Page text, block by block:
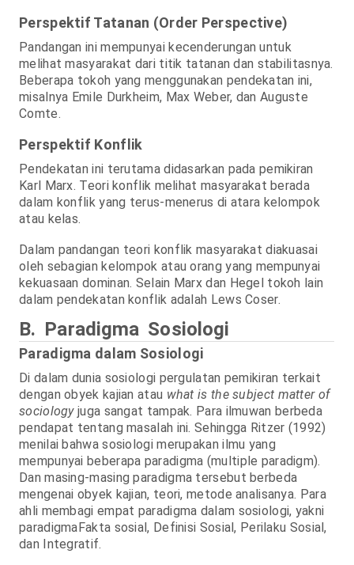
Perspektif Tatanan (Order Perspective)
Pandangan ini mempunyai kecenderungan untuk
melihat masyarakat dari titik tatanan dan stabilitasnya.
Beberapa tokoh yang menggunakan pendekatan ini,
misalnya Emile Durkheim, Max Weber, dan Auguste
Comte.
Perspektif Konflik
Pendekatan ini terutama didasarkan pada pemikiran
Karl Marx. Teori konflik melihat masyarakat berada
dalam konflik yang terus-menerus di atara kelompok
atau kelas.
Dalam pandangan teori konflik masyarakat diakuasai
oleh sebagian kelompok atau orang yang mempunyai
kekuasaan dominan. Selain Marx dan Hegel tokoh lain
dalam pendekatan konflik adalah Lews Coser.
B. Paradigma Sosiologi
Paradigma dalam Sosiologi
Di dalam dunia sosiologi pergulatan pemikiran terkait
dengan obyek kajian atau what is the subject matter of
sociologyjuga sangat tampak. Para ilmuwan berbeda
pendapat tentang masalah ini.Sehingga Ritzer (1992)
menilai bahwa sosiologi merupakan ilmu yang
mempunyai beberapa paradigma (multiple paradigm).
Dan masing-masing paradigma tersebut berbeda
mengenai obyek kajian, teori, metode analisanya. Para
ahli membagi empat paradigma dalam sosiologi, yakni
paradigmaFakta sosial, Definisi Sosial, Perilaku Sosial,
dan Integratif.